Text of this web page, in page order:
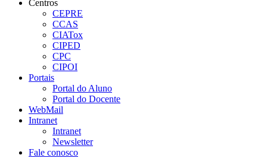
Centros
CEPRE
CCAS
CIATox
CIPED
CPC
CIPOI
Portais
Portal do Aluno
Portal do Docente
WebMail
Intranet
Intranet
Newsletter
Fale conosco